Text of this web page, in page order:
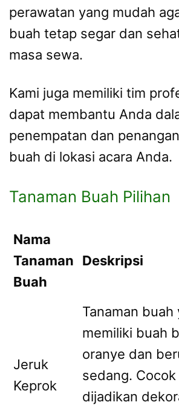
perawatan yang mudah
buah tetap segar dan
masa sewa.
Kami juga memiliki tim
dapat membantu Anda
penempatan dan
buah di lokasi acara Anda.
Tanaman Buah Pilihan
Nama
Tanaman
Buah
Deskripsi
Jeruk
Keprok
Tanaman buah
memiliki buah
oranye dan
sedang.
dijadikan